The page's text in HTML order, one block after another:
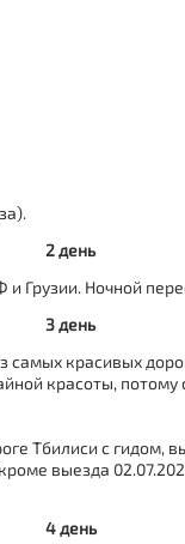
2 день
Грузии. Ночной
3 день
красивых
красоты, потому
Тбилиси с гидом,
выезда
4 день